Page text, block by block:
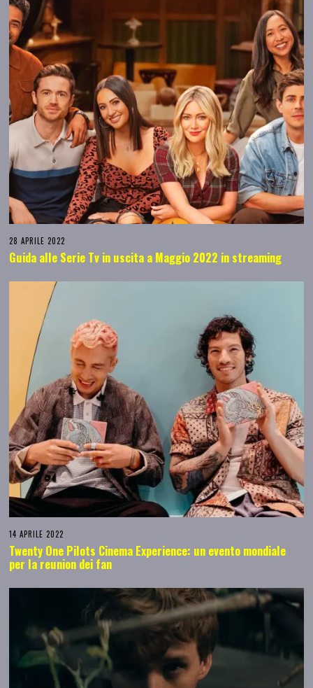
28 APRILE 2022
Guida alle Serie Tv in uscita a Maggio 2022 in streaming
14 APRILE 2022
Twenty One Pilots Cinema Experience: un evento mondiale
per la reunion dei fan